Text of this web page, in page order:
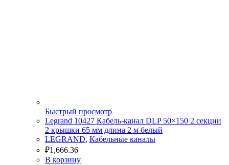
Быстрый просмотр
Legrand 10427 Кабель-канал DLP 50×150 2 секции
2 крышки 65 мм длина 2 м белый
LEGRAND, Кабельные каналы
₽1,666.36
В корзину